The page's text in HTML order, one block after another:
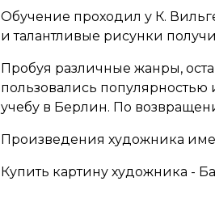
Обучение проходил у К.
и талантливые рисунки
Пробуя различные жанры,
пользовались популярностью
учебу в Берлин. По
Произведения художника
Купить картину художника -